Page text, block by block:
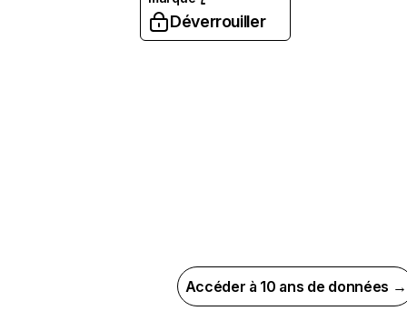
Déverrouiller
Accéder à 10 ans de données →